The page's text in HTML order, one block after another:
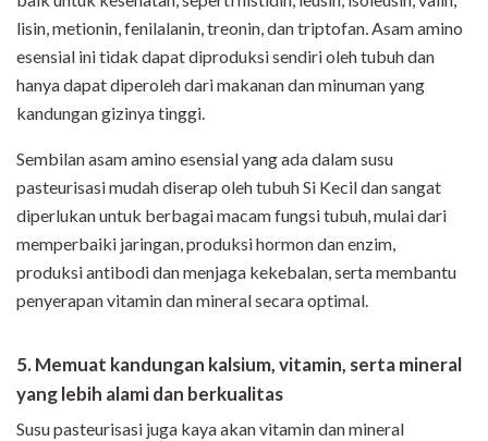
lisin, metionin, fenilalanin, treonin, dan triptofan.Asam amino
esensial initidak dapat diproduksi sendiri oleh tubuh dan
hanya dapat diperoleh dari makanan danminuman yang
kandungan gizinya tinggi.
Sembilan asam amino esensial yang ada dalam susu
pasteurisasi mudah diserap oleh tubuh Si Kecil dan sangat
diperlukan untuk berbagai macam fungsi tubuh, mulai dari
memperbaiki jaringan, produksi hormon dan enzim,
produksiantibodi dan menjaga kekebalan, serta membantu
penyerapan vitamin dan mineral secara optimal.
5. Memuat kandungan kalsium, vitamin, serta mineral
yang lebih alami dan berkualitas
Susu pasteurisasi juga kaya akan vitamin dan mineral